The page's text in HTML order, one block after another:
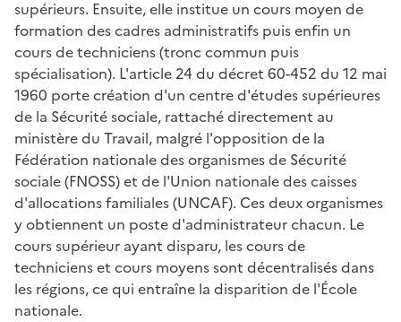
supérieurs. Ensuite, elle institue un cours moyen de
formation des cadres administratifs puis enfin un
cours de techniciens (tronc commun puis
spécialisation). L'article 24 du décret 60-452 du 12 mai
1960 porte création d'un centre d'études supérieures
de la Sécurité sociale, rattaché directement au
ministère du Travail, malgré l'opposition de la
Fédération nationale des organismes de Sécurité
sociale (FNOSS) et de l'Union nationale des caisses
d'allocations familiales (UNCAF). Ces deux organismes
y obtiennent un poste d'administrateur chacun. Le
cours supérieur ayant disparu, les cours de
techniciens et cours moyens sont décentralisés dans
les régions, ce qui entraîne la disparition de l'École
nationale.